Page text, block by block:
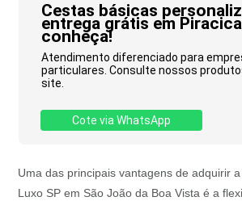
Cestas básicas
entrega grátis em
conheça!
Atendimento diferenciado para
particulares. Consulte nossos
site.
Cote via WhatsApp
Uma das principais vantagens de adquirir
Luxo SP em São João da Boa Vista é a